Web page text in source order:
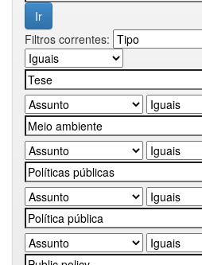
Filtros correntes: